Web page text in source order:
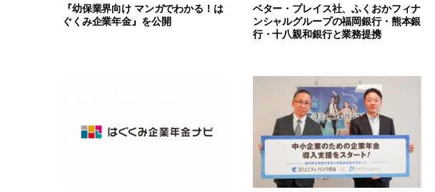
『幼保業界向け マンガでわかる！は
ぐくみ企業年金』を公開
ベター・プレイス社、ふくおかフィナ
ンシャルグループの福岡銀行・熊本銀
行・十八親和銀行と業務提携